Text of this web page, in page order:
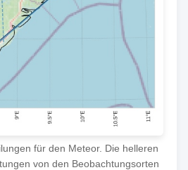
für den Meteor. Die helleren
von den Beobachtungsorten